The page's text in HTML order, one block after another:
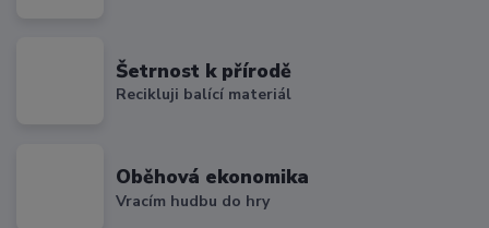
Šetrnost k přírodě
Recikluji balící materiál
Oběhová ekonomika
Vracím hudbu do hry